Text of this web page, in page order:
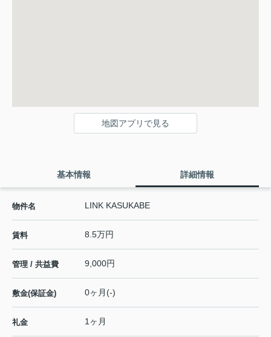
地図アプリで見る
基本情報 詳細情報
物件名 LINK KASUKABE
賃料 8.5万円
管理 / 共益費 9,000円
敷金(保証金) 0ヶ月(-)
礼金 1ヶ月